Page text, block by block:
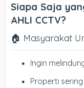
Siapa Saja
AHLI CCTV?
🏠 Masyarakat
Ingin
Properti